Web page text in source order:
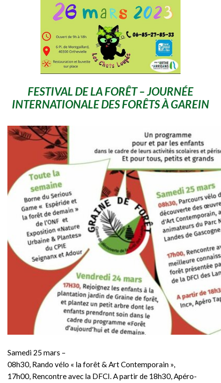
FESTIVAL DE LA FORÊT – JOURNÉE
INTERNATIONALE DES FORÊTS À GAREIN
Samedi 25 mars –
08h30, Rando vélo « la forêt & Art Contemporain »,
17h00, Rencontre avec la DFCI. A partir de 18h30, Apéro-